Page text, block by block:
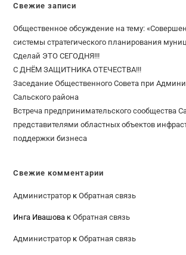
Свежие записи
Общественное обсуждение на тему:
системы стратегического планирования
Сделай ЭТО СЕГОДНЯ!!!
С ДНЁМ ЗАЩИТНИКА ОТЕЧЕСТВА!!!
Заседание Общественного Совета при
Сальского района
Встреча предпринимательского сообщества
представителями областных объектов
поддержки бизнеса
Свежие комментарии
Администратор кОбратная связь
Инга Ивашова кОбратная связь
Администратор кОбратная связь